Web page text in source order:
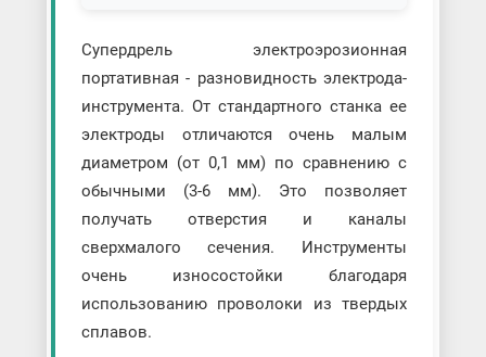
Супердрель электроэрозионная
портативная - разновидность электрода-
инструмента. От стандартного станка ее
электроды отличаются очень малым
диаметром (от 0,1 мм) по сравнению с
обычными (3-6 мм). Это позволяет
получать отверстия и каналы
сверхмалого сечения. Инструменты
очень износостойки благодаря
использованию проволоки из твердых
сплавов.